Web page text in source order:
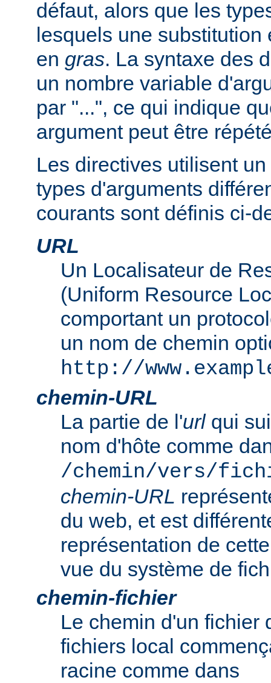
défaut, alors que les
lesquels une substitution
en gras. La syntaxe des
un nombre variable
par "...", ce qui indique
argument peut être
Les directives utilisent
types d'arguments
courants sont définis ci-
URL
Un Localisateur de
(Uniform Resource
comportant un
un nom de chemin
http://
chemin-URL
La partie de l'urlqui
nom d'hôte comme
/chemin/vers/
chemin-URL
du web, et est
représentation de
vue du système de
chemin-fichier
Le chemin d'un fichier
fichiers local
racine comme dans